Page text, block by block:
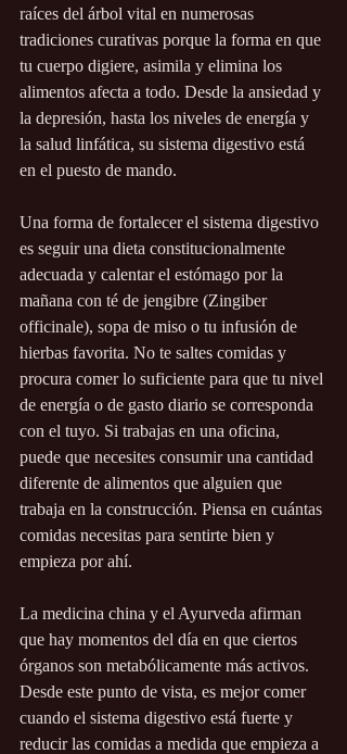
raíces del árbol vital en numerosas
tradiciones curativas porque la forma en que
tu cuerpo digiere, asimila y elimina los
alimentos afecta a todo. Desde la ansiedad y
la depresión, hasta los niveles de energía y
la salud linfática, su sistema digestivo está
en el puesto de mando.
Una forma de fortalecer el sistema digestivo
es seguir una dieta constitucionalmente
adecuada y calentar el estómago por la
mañana con té de jengibre (Zingiber
officinale), sopa de miso o tu infusión de
hierbas favorita. No te saltes comidas y
procura comer lo suficiente para que tu nivel
de energía o de gasto diario se corresponda
con el tuyo. Si trabajas en una oficina,
puede que necesites consumir una cantidad
diferente de alimentos que alguien que
trabaja en la construcción. Piensa en cuántas
comidas necesitas para sentirte bien y
empieza por ahí.
La medicina china y el Ayurveda afirman
que hay momentos del día en que ciertos
órganos son metabólicamente más activos.
Desde este punto de vista, es mejor comer
cuando el sistema digestivo está fuerte y
reducir las comidas a medida que empieza a